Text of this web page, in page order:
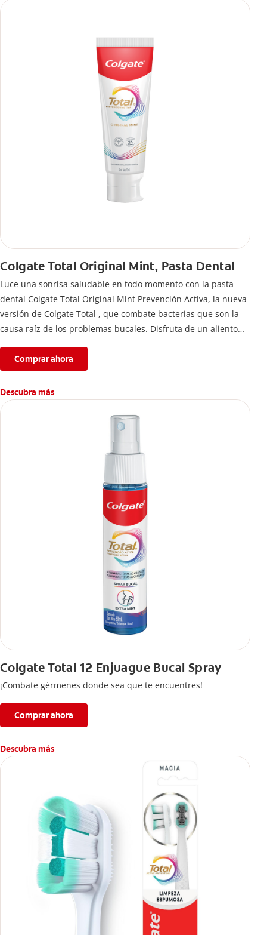
Colgate Total Original Mint, Pasta Dental
Luce una sonrisa saludable en todo momento con la pasta
dental Colgate Total Original Mint Prevención Activa, la nueva
versión de Colgate Total , que combate bacterias que son la
causa raíz de los problemas bucales. Disfruta de un aliento
fórmula con desempeño superior**** de la pasta de dientes
Colgate Total que te ofrece 24 horas** de protección
antibacterial.
****Vs crema dental regular con flúor sin ingrediente
**Con el cepillado 2 veces por día y uso continuo por 4
Comprar ahora
Descubra más
Colgate Total 12 Enjuague Bucal Spray
¡Combate gérmenes donde sea que te encuentres!
Comprar ahora
Descubra más